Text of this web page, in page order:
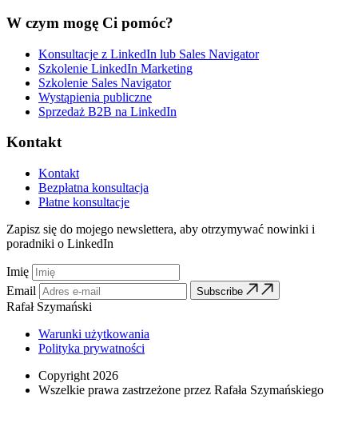
W czym mogę Ci pomóc?
Konsultacje z LinkedIn lub Sales Navigator
Szkolenie LinkedIn Marketing
Szkolenie Sales Navigator
Wystąpienia publiczne
Sprzedaż B2B na LinkedIn
Kontakt
Kontakt
Bezpłatna konsultacja
Płatne konsultacje
Zapisz się do mojego newslettera, aby otrzymywać nowinki i
poradniki o LinkedIn
Imię
Email
Subscribe
Rafał Szymański
Warunki użytkowania
Polityka prywatności
Copyright 2026
Wszelkie prawa zastrzeżone przez Rafała Szymańskiego